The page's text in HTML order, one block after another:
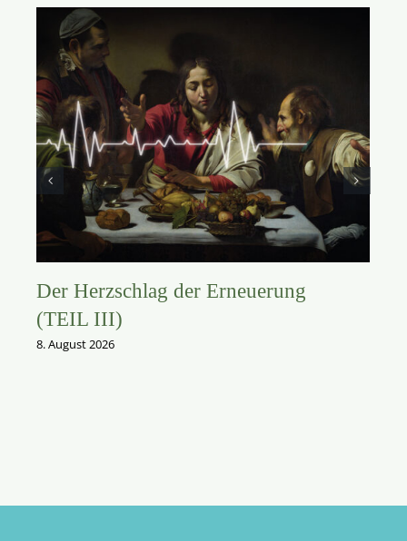
Der Herzschlag der Erneuerung
(TEIL III)
8. August 2026